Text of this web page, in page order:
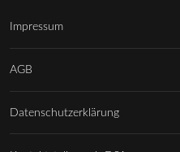
Impressum
AGB
Datenschutzerklärung